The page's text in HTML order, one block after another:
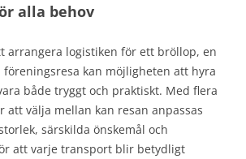
alla behov
arrangera logistiken för ett bröllop, en
kan möjligheten att hyra
både tryggt och praktiskt. Med flera
att välja mellan kan resan anpassas
särskilda önskemål och
att varje transport blir betydligt